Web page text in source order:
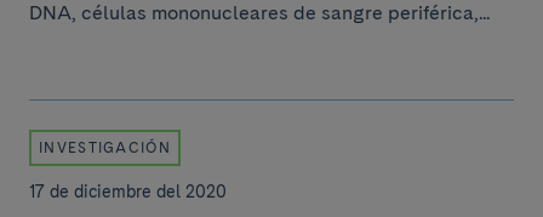
DNA, células mononucleares de sangre periférica,...
INVESTIGACIÓN
17 de diciembre del 2020